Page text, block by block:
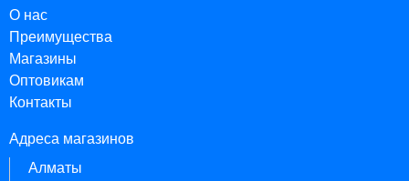
О нас
Преимущества
Магазины
Оптовикам
Контакты
Адреса магазинов
Алматы